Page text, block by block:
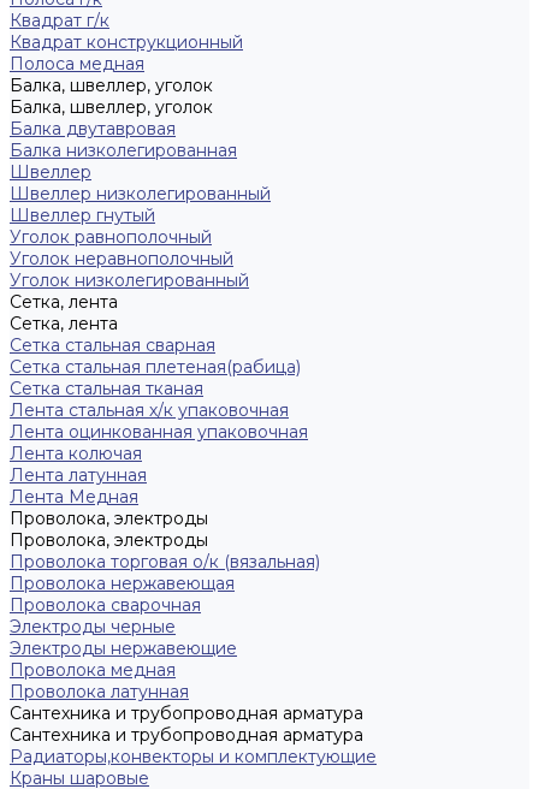
Квадрат г/к
Квадрат конструкционный
Полоса медная
Балка, швеллер, уголок
Балка, швеллер, уголок
Балка двутавровая
Балка низколегированная
Швеллер
Швеллер низколегированный
Швеллер гнутый
Уголок равнополочный
Уголок неравнополочный
Уголок низколегированный
Сетка, лента
Сетка, лента
Сетка стальная сварная
Сетка стальная плетеная(рабица)
Сетка стальная тканая
Лента стальная х/к упаковочная
Лента оцинкованная упаковочная
Лента колючая
Лента латунная
Лента Медная
Проволока, электроды
Проволока, электроды
Проволока торговая о/к (вязальная)
Проволока нержавеющая
Проволока сварочная
Электроды черные
Электроды нержавеющие
Проволока медная
Проволока латунная
Сантехника и трубопроводная арматура
Сантехника и трубопроводная арматура
Радиаторы,конвекторы и комплектующие
Краны шаровые